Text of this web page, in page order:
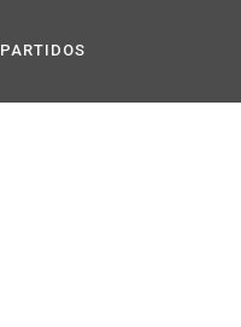
PARTIDOS